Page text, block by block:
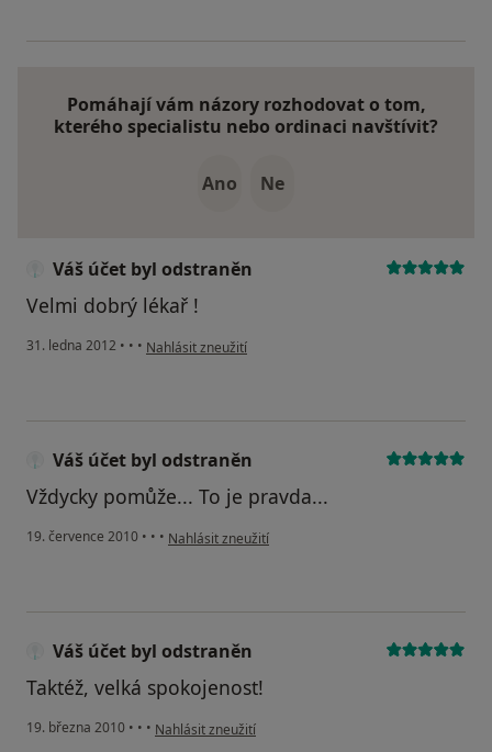
Pomáhají vám názory rozhodovat o tom,
kterého specialistu nebo ordinaci navštívit?
Ano Ne
Váš účet byl odstraněn
Velmi dobrý lékař !
31. ledna 2012 • • • podle názoru uživatele Váš účet byl odstraněn
Nahlásit zneužití
Váš účet byl odstraněn
Vždycky pomůže... To je pravda...
19. července 2010 • • • podle názoru uživatele Váš účet byl odstraněn
Nahlásit zneužití
Váš účet byl odstraněn
Taktéž, velká spokojenost!
19. března 2010 • • • podle názoru uživatele Váš účet byl odstraněn
Nahlásit zneužití